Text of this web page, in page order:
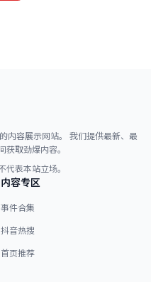
内容展示网站。 我们提供最新、最
取劲爆内容。
表本站立场。
内容专区
事件合集
抖音热搜
首页推荐